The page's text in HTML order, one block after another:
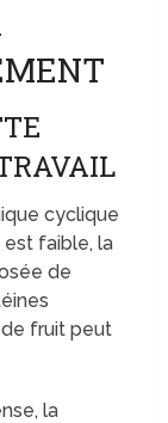
cyclique
est faible, la
de
fruit peut
la